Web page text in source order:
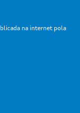
na internet pola